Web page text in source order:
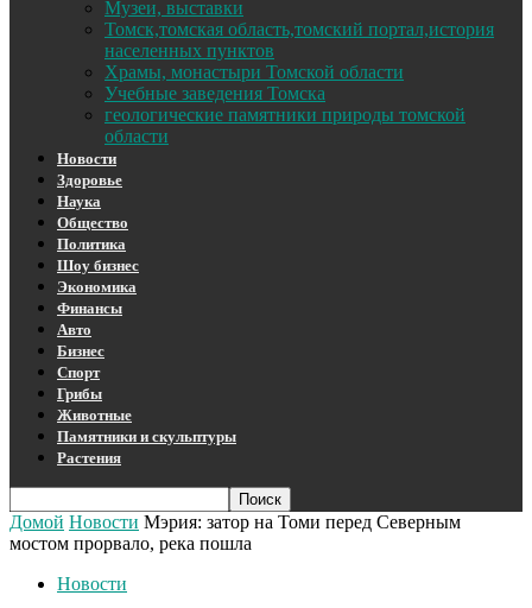
Музеи, выставки
Томск,томская область,томский портал,история
населенных пунктов
Храмы, монастыри Томской области
Учебные заведения Томска
геологические памятники природы томской
области
Новости
Здоровье
Наука
Общество
Политика
Шоу бизнес
Экономика
Финансы
Авто
Бизнес
Спорт
Грибы
Животные
Памятники и скульптуры
Растения
Домой Новости Мэрия: затор на Томи перед Северным
мостом прорвало, река пошла
Новости